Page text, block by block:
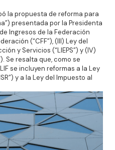
la propuesta de reforma para
presentada por la Presidenta
Ingresos de la Federación
(“CFF”), (III) Ley del
y Servicios (“LIEPS”) y (IV)
Se resalta que, como se
se incluyen reformas a la Ley
y a la Ley del Impuesto al